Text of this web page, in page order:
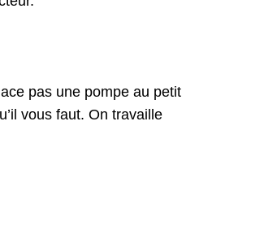
pas une pompe au petit
vous faut. On travaille